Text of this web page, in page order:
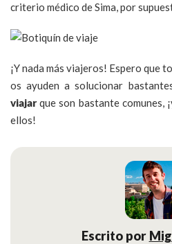
criterio médico de Sima, por
¡Y nada más viajeros! Espero que
os ayuden a solucionar
viajarque son bastante comunes,
ellos!
Escrito por